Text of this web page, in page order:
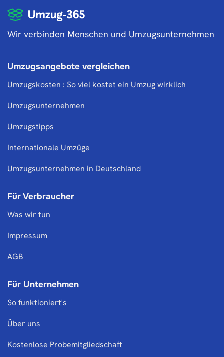
Wir verbinden Menschen und Umzugsunternehmen
Umzugsangebote vergleichen
Umzugskosten : So viel kostet ein Umzug wirklich
Umzugsunternehmen
Umzugstipps
Internationale Umzüge
Umzugsunternehmen in Deutschland
Für Verbraucher
Was wir tun
Impressum
AGB
Für Unternehmen
So funktioniert's
Über uns
Kostenlose Probemitgliedschaft